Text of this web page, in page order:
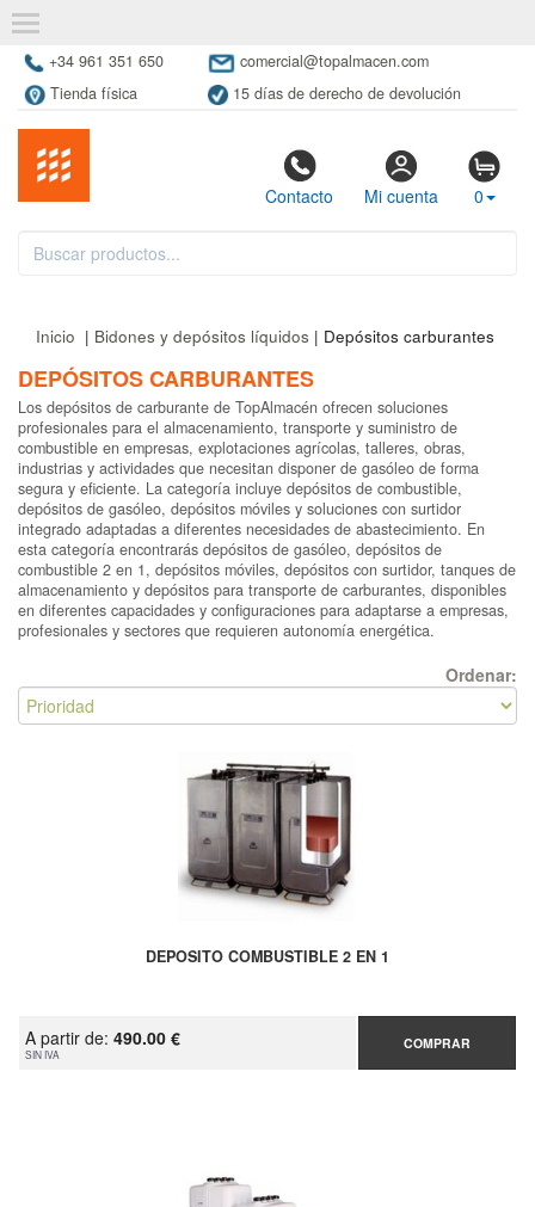
+34 961 351 650
comercial@topalmacen.com
Tienda física
15 días de derecho de devolución
Contacto Mi cuenta 0
Inicio | Bidones y depósitos líquidos | Depósitos carburantes
DEPÓSITOS CARBURANTES
Los depósitos de carburante de TopAlmacén ofrecen soluciones
profesionales para el almacenamiento, transporte y suministro de
combustible en empresas, explotaciones agrícolas, talleres, obras,
industrias y actividades que necesitan disponer de gasóleo de forma
segura y eficiente. La categoría incluye depósitos de combustible,
depósitos de gasóleo, depósitos móviles y soluciones con surtidor
integrado adaptadas a diferentes necesidades de abastecimiento. En
esta categoría encontrarás depósitos de gasóleo, depósitos de
combustible 2 en 1, depósitos móviles, depósitos con surtidor, tanques de
almacenamiento y depósitos para transporte de carburantes, disponibles
en diferentes capacidades y configuraciones para adaptarse a empresas,
profesionales y sectores que requieren autonomía energética.
Ordenar:
DEPOSITO COMBUSTIBLE 2 EN 1
A partir de: 490.00 €
SIN IVA
COMPRAR